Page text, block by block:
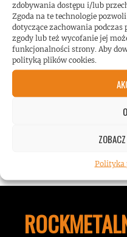
zdobywania dostępu i/lub
Zgoda na te technologie
dotyczące zachowania
zgody lub też wycofanie jej
funkcjonalności strony. Aby
polityką plików cookies.
Polityka
Koncert AC/DC